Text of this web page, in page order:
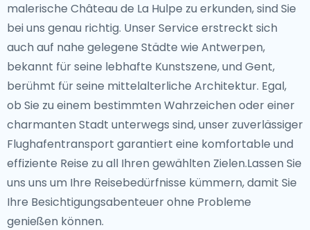
malerische Château de La Hulpe zu erkunden, sind Sie
bei uns genau richtig. Unser Service erstreckt sich
auch auf nahe gelegene Städte wie Antwerpen,
bekannt für seine lebhafte Kunstszene, und Gent,
berühmt für seine mittelalterliche Architektur. Egal,
ob Sie zu einem bestimmten Wahrzeichen oder einer
charmanten Stadt unterwegs sind, unser zuverlässiger
Flughafentransport garantiert eine komfortable und
effiziente Reise zu all Ihren gewählten Zielen.Lassen Sie
uns uns um Ihre Reisebedürfnisse kümmern, damit Sie
Ihre Besichtigungsabenteuer ohne Probleme
genießen können.